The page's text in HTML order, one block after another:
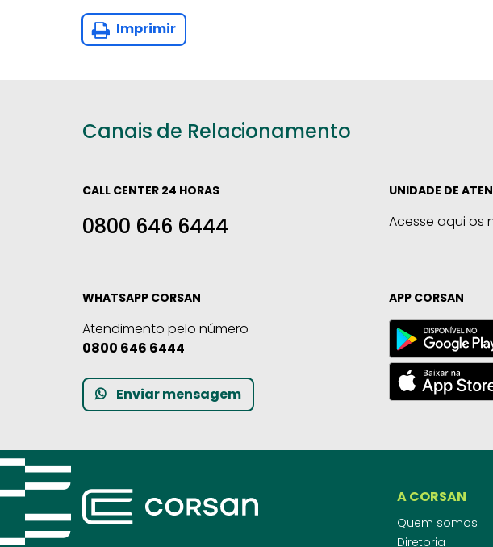
Imprimir
Canais de Relacionamento
CALL CENTER 24 HORAS
0800 646 6444
UNIDADE DE
Acesse aqui os
WHATSAPP CORSAN
Atendimento pelo número
0800 646 6444
Enviar mensagem
APP CORSAN
A CORSAN
Quem somos
Diretoria